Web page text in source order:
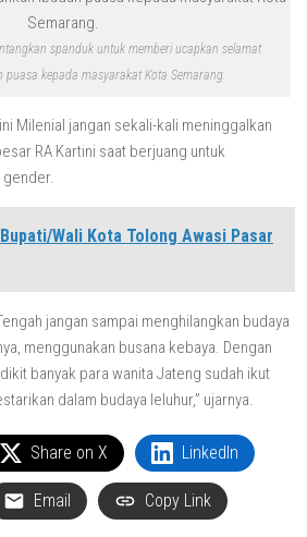
spanduk untuk memberi ucapkan selamat
puasa kepada masyarakat Kota Semarang.
Milenial jangan sekali-kali meninggalkan
RA Kartini saat berjuang untuk
Wali Kota Tolong Awasi Pasar
jangan sampai menghilangkan budaya
menggunakan busana kebaya. Dengan
banyak para wanita Jateng sudah ikut
dalam budaya leluhur,” ujarnya.
Share on X LinkedIn
Email Copy Link